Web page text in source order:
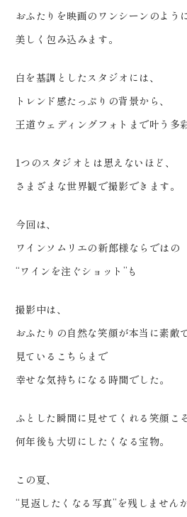
………… #ウェディ
前撮り #dressy花
#福島前撮り
おふたりを映画のワンシーンのよう
美しく包み込みます。
白を基調としたスタジオには、
トレンド感たっぷりの背景から、
王道ウェディングフォトまで叶う多
1つのスタジオとは思えないほど、
さまざまな世界観で撮影できます。
今回は、
ワインソムリエの新郎様ならではの
“ワインを注ぐショット”も
撮影中は、
おふたりの自然な笑顔が本当に素敵で
見ているこちらまで
幸せな気持ちになる時間でした。
ふとした瞬間に見せてくれる笑顔こそ
何年後も大切にしたくなる宝物。
この夏、
“見返したくなる写真”を残しません